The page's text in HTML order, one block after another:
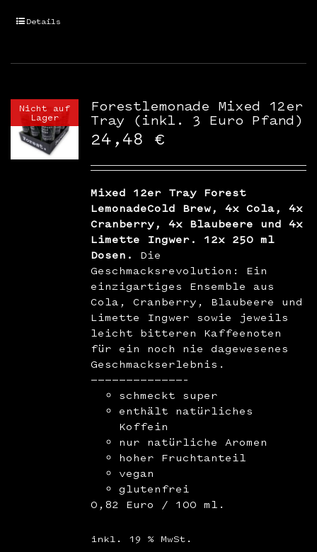
Details
Nicht auf
Lager
Forestlemonade Mixed 12er
Tray (inkl. 3 Euro Pfand)
24,48 €
Mixed 12er Tray Forest
LemonadeCold Brew, 4x Cola, 4x
Cranberry, 4x Blaubeere und 4x
Limette Ingwer. 12x 250 ml
Dosen.
Die
Geschmacksrevolution: Ein
einzigartiges Ensemble aus
Cola, Cranberry, Blaubeere und
Limette Ingwer sowie jeweils
leicht bitteren Kaffeenoten
für ein noch nie dagewesenes
Geschmackserlebnis.
—————————————–
schmeckt super
enthält natürliches
Koffein
nur natürliche Aromen
hoher Fruchtanteil
vegan
glutenfrei
0,82 Euro / 100 ml.
inkl. 19 % MwSt.